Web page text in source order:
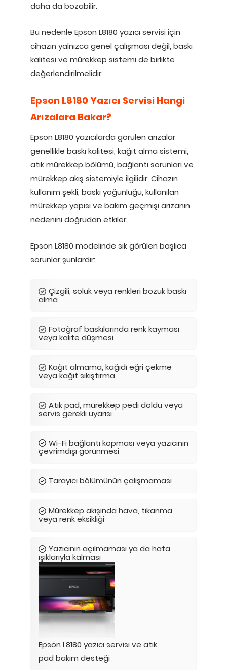
daha da bozabilir.
Bu nedenle Epson L8180 yazıcı servisi için
cihazın yalnızca genel çalışması değil, baskı
kalitesi ve mürekkep sistemi de birlikte
değerlendirilmelidir.
Epson L8180 Yazıcı Servisi Hangi
Arızalara Bakar?
Epson L8180 yazıcılarda görülen arızalar
genellikle baskı kalitesi, kağıt alma sistemi,
atık mürekkep bölümü, bağlantı sorunları ve
mürekkep akış sistemiyle ilgilidir. Cihazın
kullanım şekli, baskı yoğunluğu, kullanılan
mürekkep yapısı ve bakım geçmişi arızanın
nedenini doğrudan etkiler.
Epson L8180 modelinde sık görülen başlıca
sorunlar şunlardır:
Çizgili, soluk veya renkleri bozuk baskı
alma
Fotoğraf baskılarında renk kayması
veya kalite düşmesi
Kağıt almama, kağıdı eğri çekme
veya kağıt sıkıştırma
Atık pad, mürekkep pedi doldu veya
servis gerekli uyarısı
Wi-Fi bağlantı kopması veya yazıcının
çevrimdışı görünmesi
Tarayıcı bölümünün çalışmaması
Mürekkep akışında hava, tıkanma
veya renk eksikliği
Yazıcının açılmaması ya da hata
ışıklarıyla kalması
Epson L8180 yazıcı servisi ve atık
pad bakım desteği